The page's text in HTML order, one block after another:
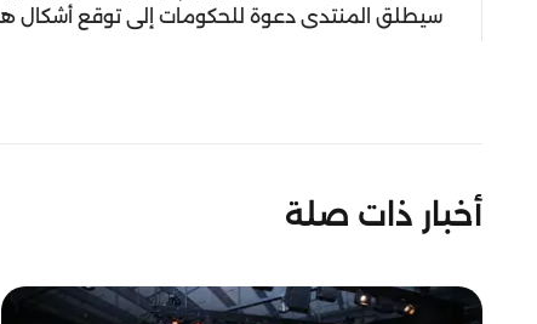
سيطلق المنتدى دعوة للحكومات إلى توقع أشكال هذه
أخبار ذات صلة